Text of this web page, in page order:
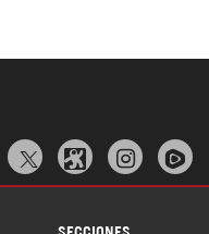
  
SECCIONES